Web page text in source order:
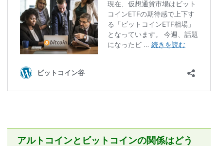
アルトコインとビットコインの関係はどう